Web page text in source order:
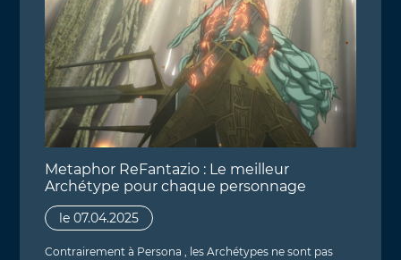
Metaphor ReFantazio : Le meilleur
Archétype pour chaque personnage
le 07.04.2025
Contrairement à Persona , les Archétypes ne sont pas